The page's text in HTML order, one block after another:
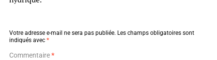
Votre adresse e-mail ne sera pas publiée. Les champs obligatoires sont
indiqués avec *
Commentaire*